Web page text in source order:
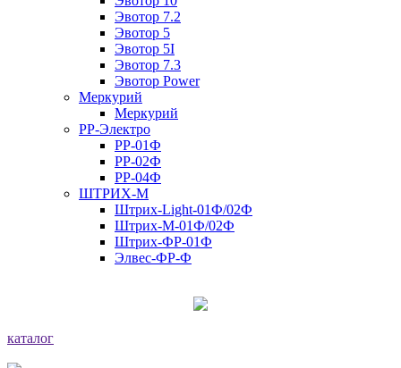
Эвотор 7.2
Эвотор 5
Эвотор 5I
Эвотор 7.3
Эвотор Power
Меркурий
Меркурий
РР-Электро
РР-01Ф
РР-02Ф
РР-04Ф
ШТРИХ-М
Штрих-Light-01Ф/02Ф
Штрих-М-01Ф/02Ф
Штрих-ФР-01Ф
Элвес-ФР-Ф
каталог